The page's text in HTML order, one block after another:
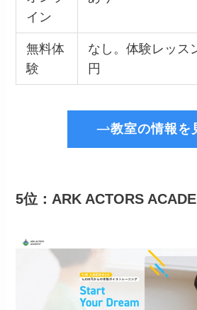
イン
無料体
験
なし。体験レッス
円
教室の情報を
5位：ARK ACTORS